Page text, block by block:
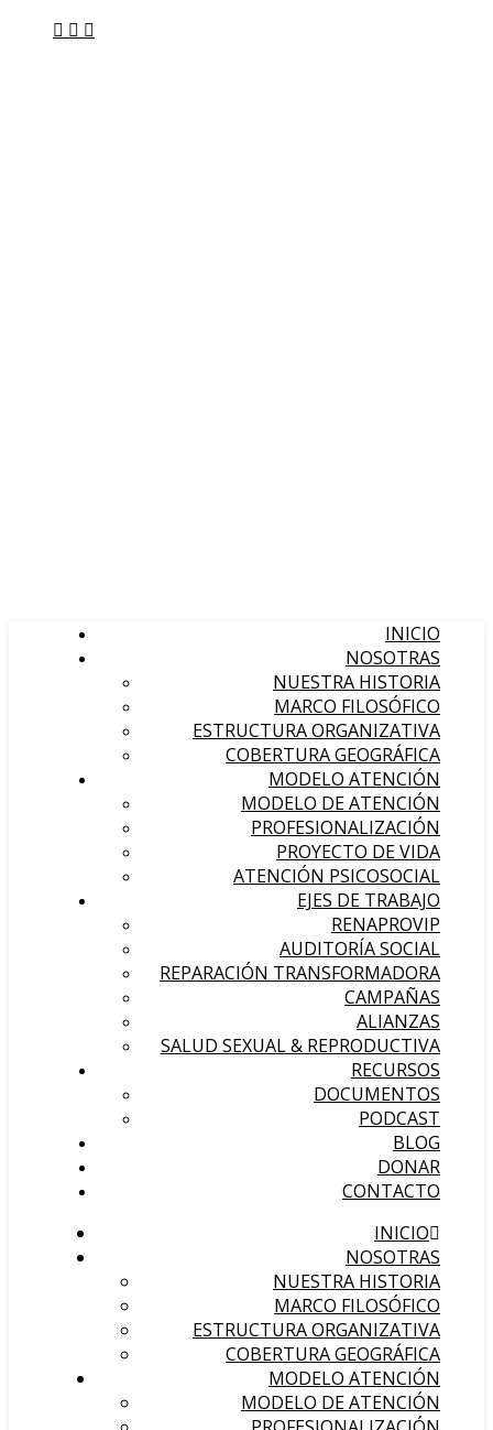
INICIO
NOSOTRAS
NUESTRA HISTORIA
MARCO FILOSÓFICO
ESTRUCTURA ORGANIZATIVA
COBERTURA GEOGRÁFICA
MODELO ATENCIÓN
MODELO DE ATENCIÓN
PROFESIONALIZACIÓN
PROYECTO DE VIDA
ATENCIÓN PSICOSOCIAL
EJES DE TRABAJO
RENAPROVIP
AUDITORÍA SOCIAL
REPARACIÓN TRANSFORMADORA
CAMPAÑAS
ALIANZAS
SALUD SEXUAL & REPRODUCTIVA
RECURSOS
DOCUMENTOS
PODCAST
BLOG
DONAR
CONTACTO
INICIO
NOSOTRAS
NUESTRA HISTORIA
MARCO FILOSÓFICO
ESTRUCTURA ORGANIZATIVA
COBERTURA GEOGRÁFICA
MODELO ATENCIÓN
MODELO DE ATENCIÓN